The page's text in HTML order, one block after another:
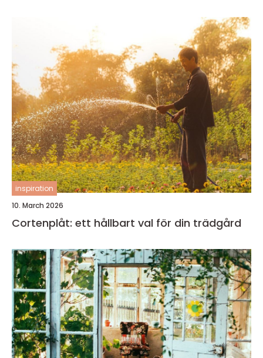
inspiration
10. March 2026
Cortenplåt: ett hållbart val för din trädgård